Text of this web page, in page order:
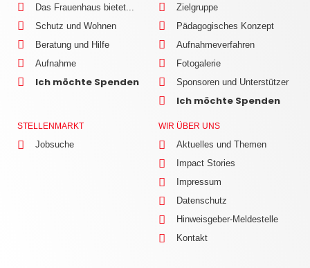
Das Frauenhaus bietet...
Schutz und Wohnen
Beratung und Hilfe
Aufnahme
Ich möchte Spenden
Zielgruppe
Pädagogisches Konzept
Aufnahmeverfahren
Fotogalerie
Sponsoren und Unterstützer
Ich möchte Spenden
STELLENMARKT
Jobsuche
WIR ÜBER UNS
Aktuelles und Themen
Impact Stories
Impressum
Datenschutz
Hinweisgeber-Meldestelle
Kontakt